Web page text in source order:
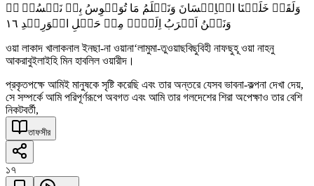
وَلَقَدۡ خَلَقۡنَا الۡاِنۡسَانَ وَنَعۡلَمُ مَا تُوَسۡوِسُ بِہٖ نَفۡسُہٗ ۚۖ
وَنَحۡنُ اَقۡرَبُ اِلَیۡہِ مِنۡ حَبۡلِ الۡوَرِیۡدِ ١٦
ওয়া লাকাদ খালাকনাল ইনছা-না ওয়ানা‘লামুমা-তুওয়াছবিছুবিহী নাফছুহূ ওয়া নাহনু
আকরাবুইলাইহি মিন হাবলিল ওয়ারীদ।
প্রকৃতপক্ষে আমিই মানুষকে সৃষ্টি করেছি এবং তার অন্তরে যেসব ভাবনা-কল্পনা দেখা দেয়,
সে সম্পর্কে আমি পরিপূর্ণরূপে অবগত এবং আমি তার গলদেশের শিরা অপেক্ষাও তার বেশি
নিকটবর্তী,
তাফসীর
১৭